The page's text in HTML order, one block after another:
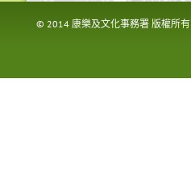
© 2014 康樂及文化事務署 版權所有